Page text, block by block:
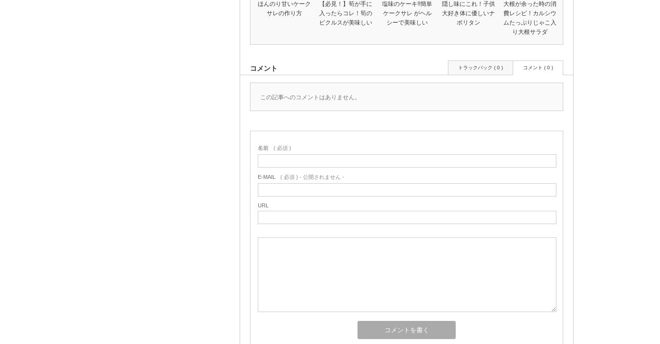
ほんのり甘いケーク
サレの作り方
【必見！】筍が手に
入ったらコレ！筍の
ピクルスが美味しい
塩味のケーキ!!簡単
ケークサレ がヘル
シーで美味しい
隠し味にこれ！子供
大好き体に優しいナ
ポリタン
大根が余った時の消
費レシピ！カルシウ
ムたっぷりじゃこ入
り大根サラダ
コメント トラックバック ( 0 ) コメント ( 0 )
この記事へのコメントはありません。
名前 ( 必須 )
E-MAIL ( 必須 ) - 公開されません -
URL